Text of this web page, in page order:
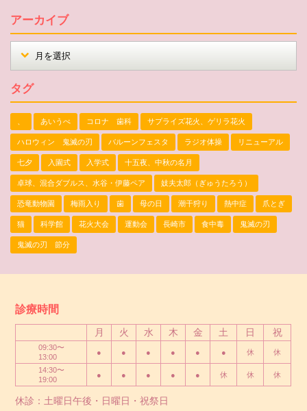
アーカイブ
タグ
あいうべ コロナ 歯科 サプライズ花火、ゲリラ花火
ハロウィン 鬼滅の刃 バルーンフェスタ ラジオ体操 リニューアル
七夕 入園式 入学式 十五夜、中秋の名月
卓球、混合ダブルス、水谷・伊藤ペア 妓夫太郎（ぎゅうたろう）
恐竜動物園 梅雨入り 歯 母の日 潮干狩り 熱中症 爪とぎ
猫 科学館 花火大会 運動会 長崎市 食中毒 鬼滅の刃
鬼滅の刃 節分
診療時間
月 火 水 木 金 土 日 祝
09:30〜
13:00
● ● ● ● ● ● 休 休
14:30〜
19:00
● ● ● ● ● 休 休 休
休診：土曜日午後・日曜日・祝祭日